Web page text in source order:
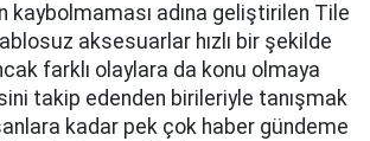
kaybolmaması adına geliştirilen Tile
aksesuarlar hızlı bir şekilde
farklı olaylara da konu olmaya
takip edenden birileriyle tanışmak
kadar pek çok haber gündeme